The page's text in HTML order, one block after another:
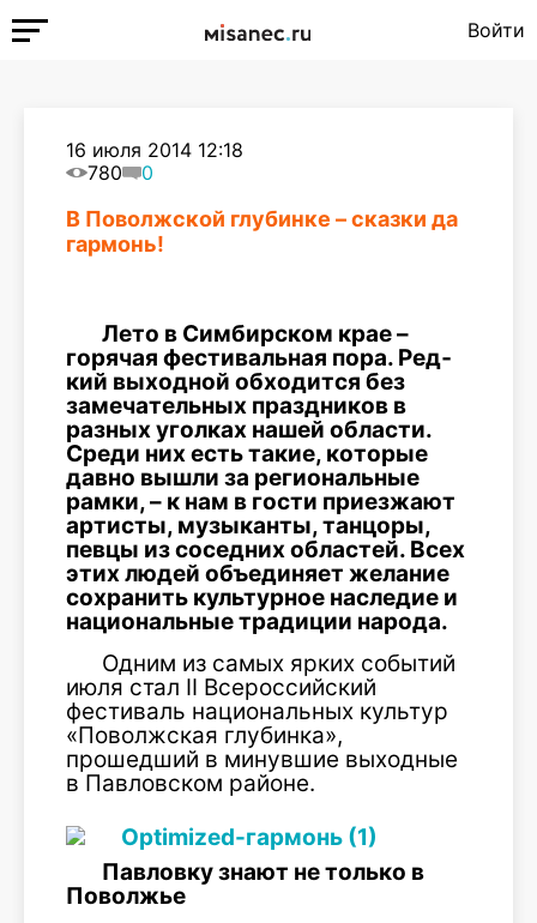
Войти
16 июля 2014 12:18
780
0
В Поволжской глубинке – сказки да
гармонь!
Лето в Симбирском крае –
горя­чая фестивальная пора. Ред­
кий выходной обходится без
замечательных праздников в
разных уголках нашей области.
Среди них есть такие, которые
давно вышли за региональные
рамки, – к нам в гости при­езжают
артисты, музыканты, танцоры,
певцы из соседних областей. Всех
этих людей объединяет желание
сохранить культурное наследие и
нацио­нальные традиции народа.
Одним из самых ярких собы­тий
июля стал II Всероссийский
фестиваль национальных культур
«Поволжская глубинка»,
прошедший в минувшие выходные
в Павловском районе.
Павловку знают не только в
Поволжье